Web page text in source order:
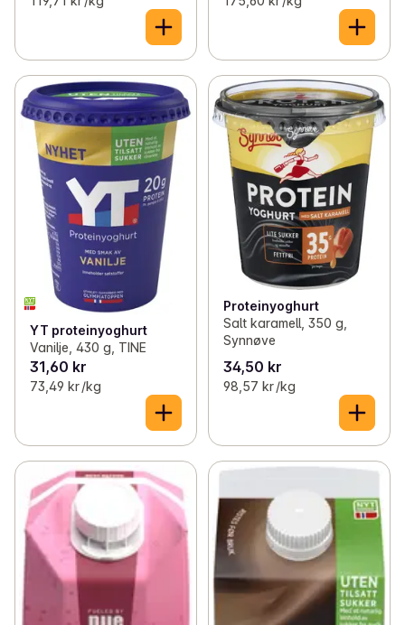
YT proteinyoghurt
Vanilje, 430 g, TINE
31,60 kr
73,49 kr /kg
Proteinyoghurt
Salt karamell, 350 g,
Synnøve
34,50 kr
98,57 kr /kg